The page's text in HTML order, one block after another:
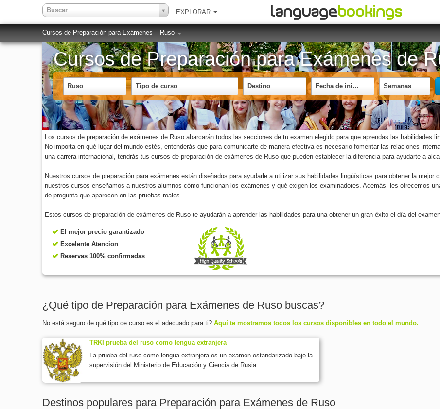
Buscar EXPLORAR
Cursos de Preparación para Exámenes Ruso
Cursos de Preparación para Exámenes de
Ruso Tipo de curso Destino Fecha de inicio Semanas
Los cursos de preparación de exámenes de Ruso abarcarán todos las secciones de tu examen elegido para que aprendas las habilidades
No importa en qué lugar del mundo estés, entenderás que para comunicarte de manera efectiva es necesario fomentar las relaciones
una carrera internacional, tendrás tus cursos de preparación de exámenes de Ruso que pueden establecer la diferencia para ayudarte a
Nuestros cursos de preparación para exámenes están diseñados para ayudarle a utilizar sus habilidades lingüísticas para obtener la
nuestros cursos enseñamos a nuestros alumnos cómo funcionan los exámenes y qué exigen los examinadores. Además, les ofrecemos
de pregunta que aparecen en las pruebas reales.
Estos cursos de preparación de exámenes de Ruso te ayudarán a aprender las habilidades para una obtener un gran éxito el día del
El mejor precio garantizado
Excelente Atencion
Reservas 100% confirmadas
¿Qué tipo de Preparación para Exámenes de Ruso buscas?
No está seguro de qué tipo de curso es el adecuado para ti? Aquí te mostramos todos los cursos disponibles en todo el mundo.
TRKI prueba del ruso como lengua extranjera
La prueba del ruso como lengua extranjera es un examen estandarizado bajo la
supervisión del Ministerio de Educación y Ciencia de Rusia.
Destinos populares para Preparación para Exámenes de Ruso